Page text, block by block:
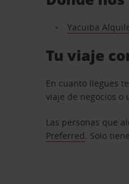
Yacuiba
Tu viaje
En cuanto llegues
viaje de negocios o
Las personas que
Preferred. Solo